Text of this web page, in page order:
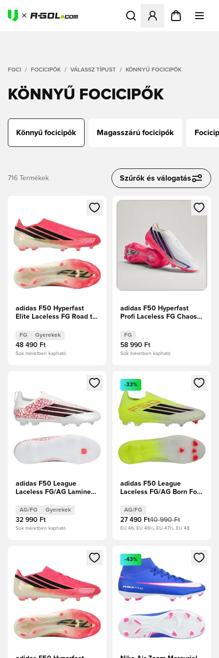
Megnyit egy modált a
FOCI FOCICIPŐK VÁLASSZ TÍPUST KÖNNYŰ FOCICIPŐK
KÖNNYŰ FOCICIPŐK
Könnyű focicipők Magasszárú focicipők
716 Termékek Szűrők és válogatás
Megnyit egy modált a bejelentkezéshez vagy a tagként
adidas F50 Hyperfast
Elite Laceless FG Road to
Black/Arany metál Gyerek
FG Gyerekek
48 490 Ft
Sok méretben kapható
Megnyit egy modált a
adidas F50 Hyperfast
Profi Laceless FG Chaos
FG
58 990 Ft
Sok méretben kapható
Megnyit egy modált a bejelentkezéshez vagy a tagként
adidas F50 League
Laceless FG/AG Lamine
Black/Élénkpiros Gyerek
AG/FG Gyerekek
32 990 Ft
Sok méretben kapható
Megnyit egy modált a
-33%
adidas F50 League
Laceless FG/AG Born For
Black/Élénkpiros
AG/FG
27 490 Ft40 990 Ft
EU 46, EU 46½, EU 47½, EU 48
Megnyit egy modált a bejelentkezéshez vagy a tagként
Megnyit egy modált a
-43%